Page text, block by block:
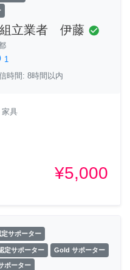
立業者 伊藤 check_circle
1
時間: 8時間以内
家具
¥5,000
サポーター
定サポーター Gold サポーター
ポーター